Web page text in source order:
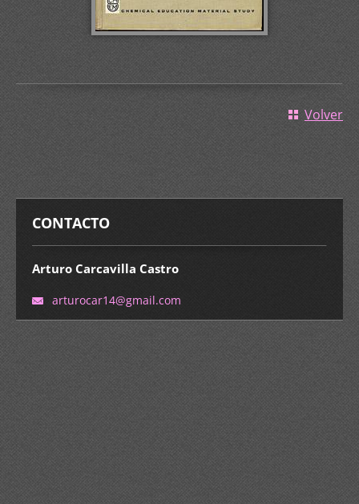
Volver
CONTACTO
Arturo Carcavilla Castro
arturocar14@gmail.com